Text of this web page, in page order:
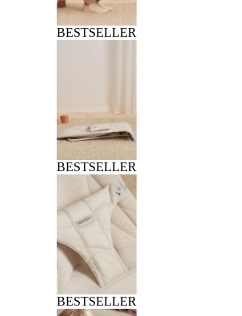
BESTSELLER
BESTSELLER
BESTSELLER